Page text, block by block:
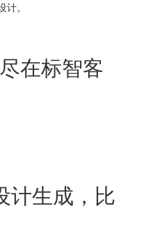
。
在标智客
计生成，比